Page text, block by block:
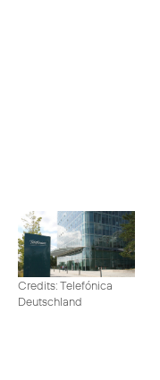
Credits: Telefónica
Deutschland